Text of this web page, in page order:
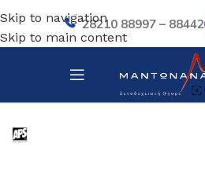
Skip to navigation
Skip to main content
28210 88997 – 88442
Αρχική σελίδα/